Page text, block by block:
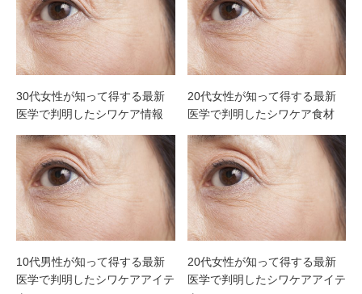
30代女性が知って得する最新
医学で判明したシワケア情報
20代女性が知って得する最新
医学で判明したシワケア食材
10代男性が知って得する最新
医学で判明したシワケアアイテ
20代女性が知って得する最新
医学で判明したシワケアアイテ